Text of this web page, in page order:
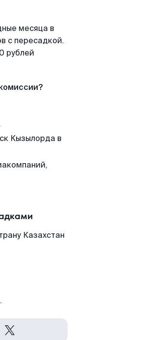
месяца в
с пересадкой.
рублей
Кызылорда в
Казахстан